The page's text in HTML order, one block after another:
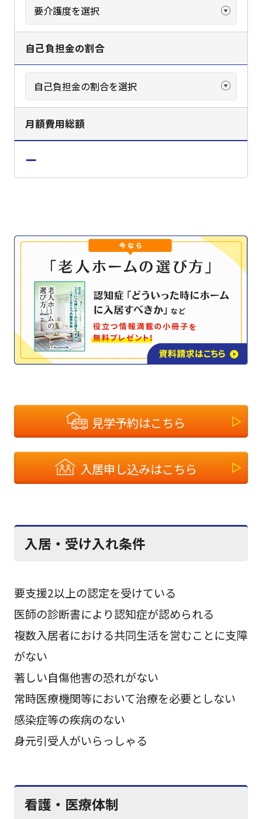
自己負担金の割合
月額費用総額
ー
見学予約はこちら
入居申し込みはこちら
入居・受け入れ条件
要支援2以上の認定を受けている
医師の診断書により認知症が認められる
複数入居者における共同生活を営むことに支障
がない
著しい自傷他害の恐れがない
常時医療機関等において治療を必要としない
感染症等の疾病のない
身元引受人がいらっしゃる
看護・医療体制